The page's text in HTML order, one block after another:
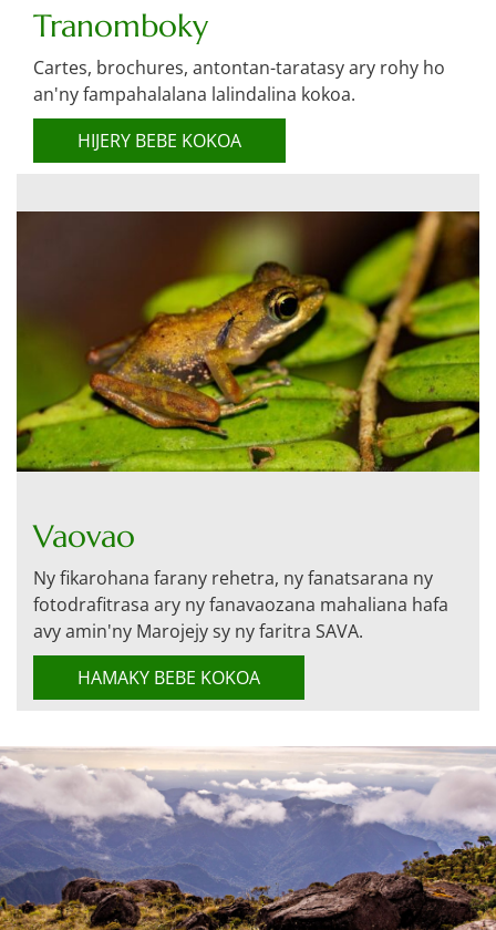
Tranomboky
Cartes, brochures, antontan-taratasy ary rohy ho
an'ny fampahalalana lalindalina kokoa.
HIJERY BEBE KOKOA
Vaovao
Ny fikarohana farany rehetra, ny fanatsarana ny
fotodrafitrasa ary ny fanavaozana mahaliana hafa
avy amin'ny Marojejy sy ny faritra SAVA.
HAMAKY BEBE KOKOA